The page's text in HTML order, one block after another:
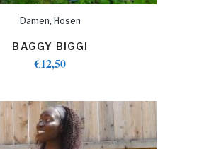
Damen, Hosen
BAGGY BIGGI
€12,50